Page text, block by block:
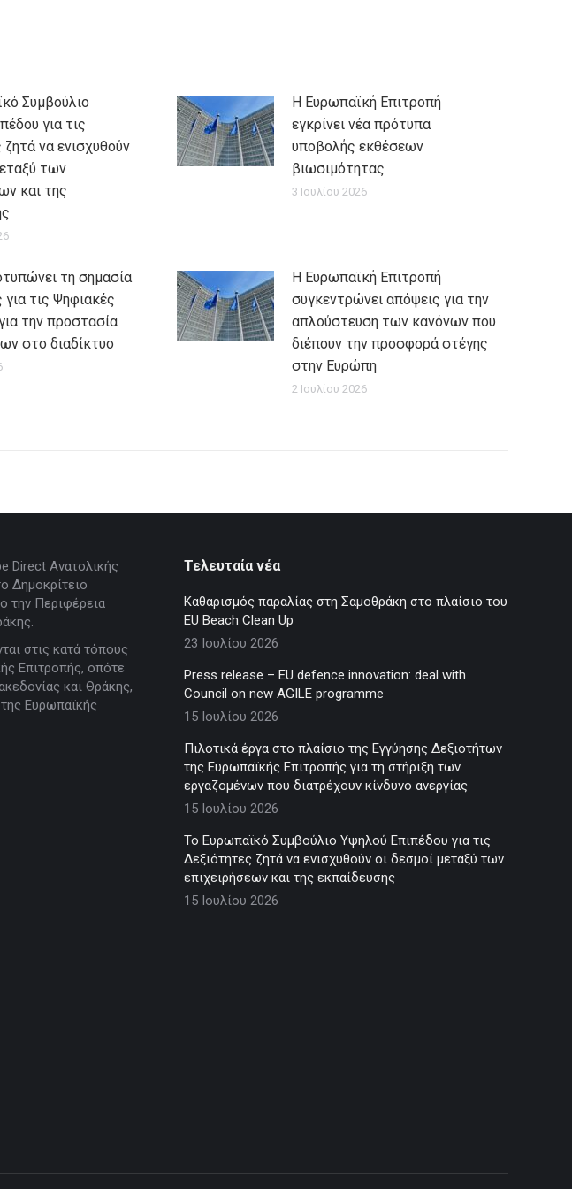
Συμβούλιο
για τις
ζητά να ενισχυθούν
των
και της
Η Ευρωπαϊκή Επιτροπή
εγκρίνει νέα πρότυπα
υποβολής εκθέσεων
βιωσιμότητας
3 Ιουλίου 2026
τη σημασία
τις Ψηφιακές
την προστασία
στο διαδίκτυο
Η Ευρωπαϊκή Επιτροπή
συγκεντρώνει απόψεις για την
απλούστευση των κανόνων που
διέπουν την προσφορά στέγης
στην Ευρώπη
2 Ιουλίου 2026
Direct Ανατολικής
Δημοκρίτειο
την Περιφέρεια
στις κατά τόπους
Επιτροπής, οπότε
και Θράκης,
Ευρωπαϊκής
Τελευταία νέα
Καθαρισμός παραλίας στη Σαμοθράκη στο πλαίσιο του
EU Beach Clean Up
23 Ιουλίου 2026
Press release – EU defence innovation: deal with
Council on new AGILE programme
15 Ιουλίου 2026
Πιλοτικά έργα στο πλαίσιο της Εγγύησης Δεξιοτήτων
της Ευρωπαϊκής Επιτροπής για τη στήριξη των
εργαζομένων που διατρέχουν κίνδυνο ανεργίας
15 Ιουλίου 2026
Το Ευρωπαϊκό Συμβούλιο Υψηλού Επιπέδου για τις
Δεξιότητες ζητά να ενισχυθούν οι δεσμοί μεταξύ των
επιχειρήσεων και της εκπαίδευσης
15 Ιουλίου 2026